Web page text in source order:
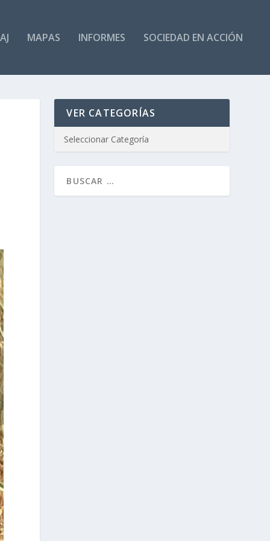
MAPAS INFORMES SOCIEDAD EN ACCIÓN
VER CATEGORÍAS